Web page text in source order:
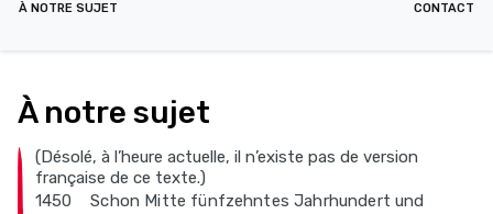
À NOTRE SUJET CONTACT
À notre sujet
(Désolé, à l’heure actuelle, il n’existe pas de version
française de ce texte.)
1450 Schon Mitte fünfzehntes Jahrhundert und